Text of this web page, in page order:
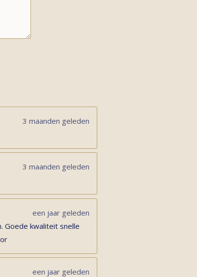
3 maanden geleden
3 maanden geleden
een jaar geleden
Goede kwaliteit snelle
een jaar geleden